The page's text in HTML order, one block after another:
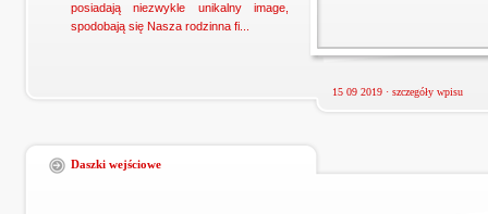
posiadają niezwykle unikalny image,
spodobają się Nasza rodzinna fi...
15 09 2019 · szczegóły wpisu
Daszki wejściowe